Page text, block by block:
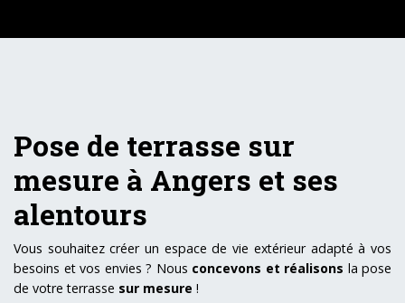
Pose de terrasse sur
mesure à Angers et ses
alentours
Vous souhaitez créer un espace de vie extérieur adapté à vos
besoins et vos envies ? Nous concevons et réalisons la pose
de votre terrasse sur mesure !